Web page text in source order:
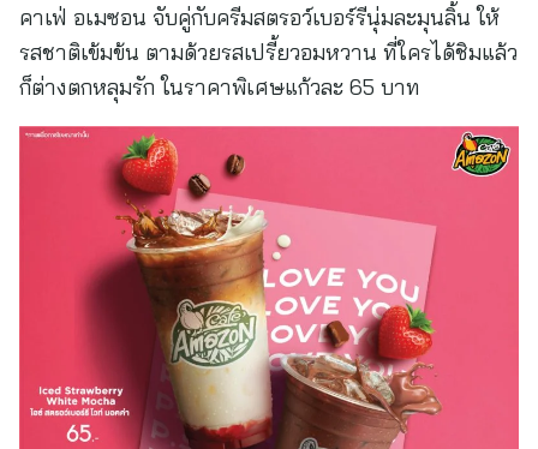
คาเฟ่ อเมซอน จับคู่กับครีมสตรอว์เบอร์รีนุ่มละมุนลิ้น ให้
รสชาติเข้มข้น ตามด้วยรสเปรี้ยวอมหวาน ที่ใครได้ชิมแล้ว
ก็ต่างตกหลุมรัก ในราคาพิเศษแก้วละ 65 บาท